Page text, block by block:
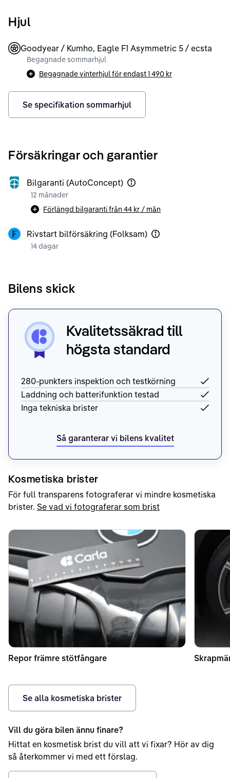
Hjul
Goodyear / Kumho, Eagle F1 Asymmetric 5 / ecsta
Begagnade sommarhjul
Begagnade vinterhjul för endast1 490 kr
Se specifikation sommarhjul
Försäkringar och garantier
Bilgaranti (AutoConcept)
12 månader
Förlängd bilgaranti från 44 kr / mån
Rivstart bilförsäkring (Folksam)
14 dagar
Bilens skick
Kvalitetssäkrad till
högsta standard
280-punkters inspektion och testkörning
Laddning och batterifunktion testad
Inga tekniska brister
Så garanterar vi bilens kvalitet
Kosmetiska brister
För full transparens fotograferar vi mindre kosmetiska
brister. Se vad vi fotograferar som brist
Repor främre stötfångare
Se alla kosmetiska brister
Vill du göra bilen ännu finare?
Hittat en kosmetisk brist du vill att vi fixar? Hör av dig
så återkommer vi med ett förslag.